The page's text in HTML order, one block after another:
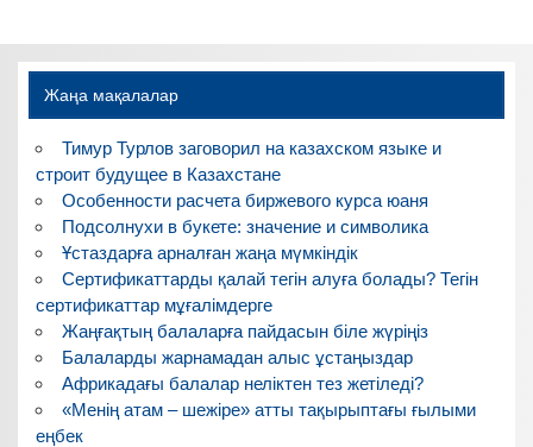
Жаңа мақалалар
Тимур Турлов заговорил на казахском языке и
строит будущее в Казахстане
Особенности расчета биржевого курса юаня
Подсолнухи в букете: значение и символика
Ұстаздарға арналған жаңа мүмкіндік
Сертификаттарды қалай тегін алуға болады? Тегін
сертификаттар мұғалімдерге
Жаңғақтың балаларға пайдасын біле жүріңіз
Балаларды жарнамадан алыс ұстаңыздар
Африкадағы балалар неліктен тез жетіледі?
«Менің атам – шежіре» атты тақырыптағы ғылыми
еңбек